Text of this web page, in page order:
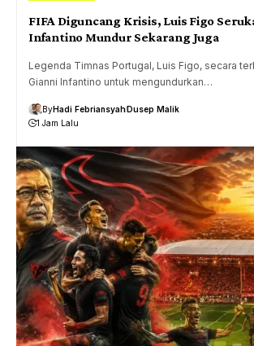
FIFA Diguncang Krisis, Luis Figo
Infantino Mundur Sekarang Juga
Legenda Timnas Portugal, Luis Figo, secara
Gianni Infantino untuk mengundurkan…
ByHadi FebriansyahDusep Malik
1 Jam Lalu